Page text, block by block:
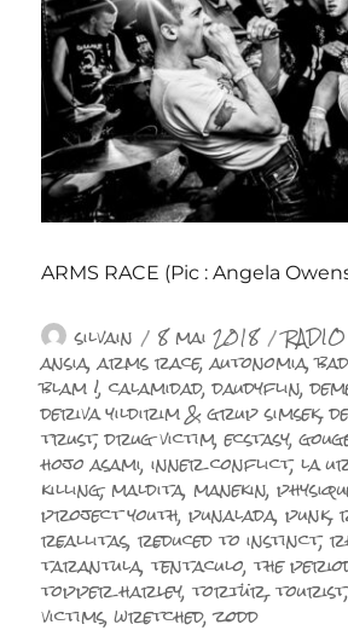
ARMS RACE (Pic : Angela
Auteur
silvain Publié
le
8 mai 2018 RADIO
ansia,arms race,autonomia,
blam !,calamidad,daudyflin,
deriva yildirim & grup simsek,
trust,drug victim,ecstasy,
hojo asami,inner conflict,la
killing,maldita,manekin,
project youth,punalada,punk,
reallitas,reduced to instinct,
tarantula,tentaculo,the
topper harley,tortür,tourist
victims,wretched,zodd